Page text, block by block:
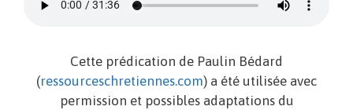
Cette prédication de Paulin Bédard
(ressourceschretiennes.com) a été utilisée avec
permission et possibles adaptations du